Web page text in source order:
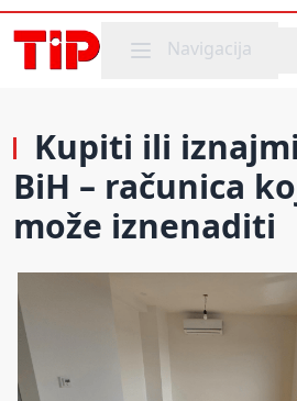
Mobile menu
Navigacija
Kupiti ili
BiH – računica
može iznenaditi